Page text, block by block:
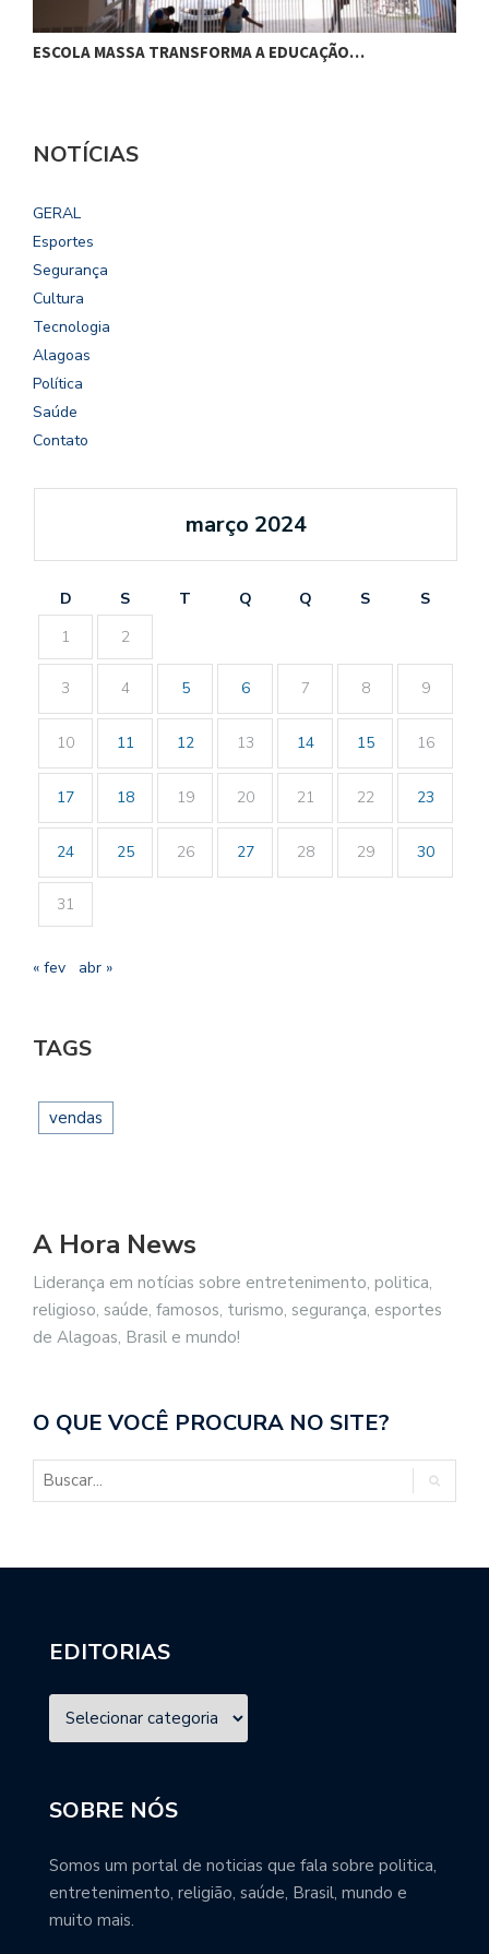
ESCOLA MASSA TRANSFORMA A EDUCAÇÃO…
NOTÍCIAS
GERAL
Esportes
Segurança
Cultura
Tecnologia
Alagoas
Política
Saúde
Contato
março 2024
D S T Q Q S
S
1
2
3 4 5 6 7 8 9
10 11 12 13 14 15 16
17 18 19 20 21 22 23
24 25 26 27 28 29 30
31
« fev abr »
TAGS
vendas
A Hora News
Liderança em notícias sobre entretenimento, politica,
religioso, saúde, famosos, turismo, segurança, esportes
de Alagoas, Brasil e mundo!
O QUE VOCÊ PROCURA NO SITE?
EDITORIAS
SOBRE NÓS
Somos um portal de noticias que fala sobre politica,
entretenimento, religião, saúde, Brasil, mundo e
muito mais.